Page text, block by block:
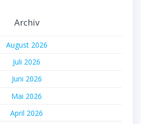
Archiv
August 2026
Juli 2026
Juni 2026
Mai 2026
April 2026